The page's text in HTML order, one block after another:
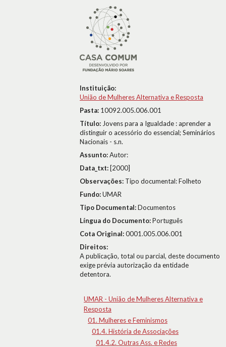
Instituição:
União de Mulheres Alternativa e Resposta
Pasta: 10092.005.006.001
Título: Jovens para a Igualdade : aprender a
distinguir o acessório do essencial; Seminários
Nacionais - s.n.
Assunto:Autor:
Data_txt: [2000]
Observações: Tipo documental: Folheto
Fundo:UMAR
Tipo Documental:Documentos
Língua do Documento:Português
Cota Original:0001.005.006.001
Direitos:
A publicação, total ou parcial, deste documento
exige prévia autorização da entidade
detentora.
UMAR - União de Mulheres Alternativa e
Resposta
01. Mulheres e Feminismos
01.4. História de Associações
01.4.2. Outras Ass. e Redes